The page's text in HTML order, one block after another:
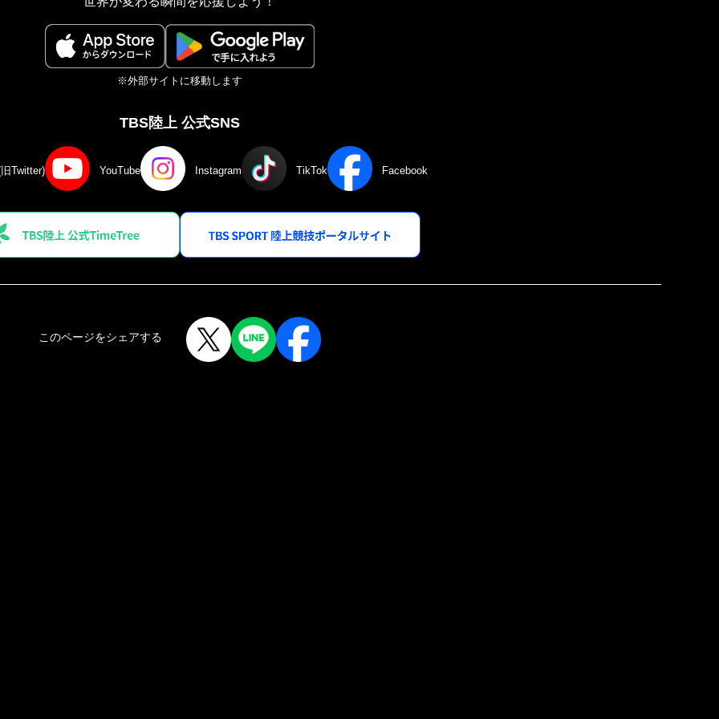
※外部サイトに移動します
TBS陸上 公式SNS
Twitter) YouTube Instagram TikTok Facebook
このページをシェアする